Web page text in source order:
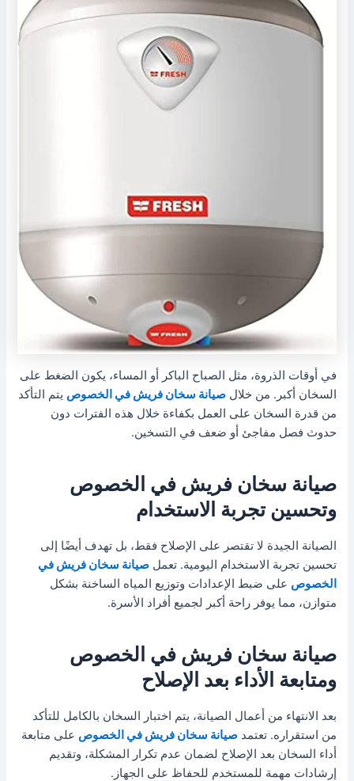
في أوقات الذروة، مثل الصباح الباكر أو المساء، يكون الضغط على
السخان أكبر. من خلالصيانة سخان فريش في الخصوص يتم التأكد
من قدرة السخان على العمل بكفاءة خلال هذه الفترات دون
حدوث فصل مفاجئ أو ضعف في التسخين.
صيانة سخان فريش في الخصوص
وتحسين تجربة الاستخدام
الصيانة الجيدة لا تقتصر على الإصلاح فقط، بل تهدف أيضًا إلى
تحسين تجربة الاستخدام اليومية. تعملصيانة سخان فريش في
الخصوص على ضبط الإعدادات وتوزيع المياه الساخنة بشكل
متوازن، مما يوفر راحة أكبر لجميع أفراد الأسرة.
صيانة سخان فريش في الخصوص
ومتابعة الأداء بعد الإصلاح
بعد الانتهاء من أعمال الصيانة، يتم اختبار السخان بالكامل للتأكد
من استقراره. تعتمدصيانة سخان فريش في الخصوص على متابعة
أداء السخان بعد الإصلاح لضمان عدم تكرار المشكلة، وتقديم
إرشادات مهمة للمستخدم للحفاظ على الجهاز.